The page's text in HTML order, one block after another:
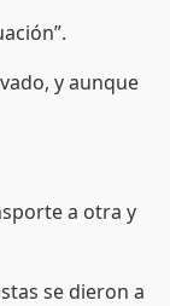
y aunque
a otra y
se dieron a